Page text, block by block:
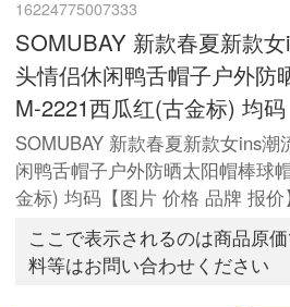
16224775007333
SOMUBAY 新款春夏新款
头情侣休闲鸭舌帽子户外防
M-2221西瓜红(古金标) 均码
SOMUBAY 新款春夏新款女ins
闲鸭舌帽子户外防晒太阳帽棒球
金标) 均码【图片 价格 品牌 报
ここで表示されるのは商品原
料等はお問い合わせください